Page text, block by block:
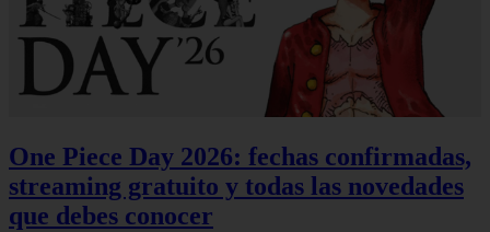
One Piece Day 2026: fechas confirmadas,
streaming gratuito y todas las novedades
que debes conocer